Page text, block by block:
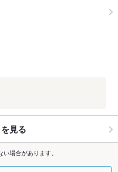
見る
場合があります。